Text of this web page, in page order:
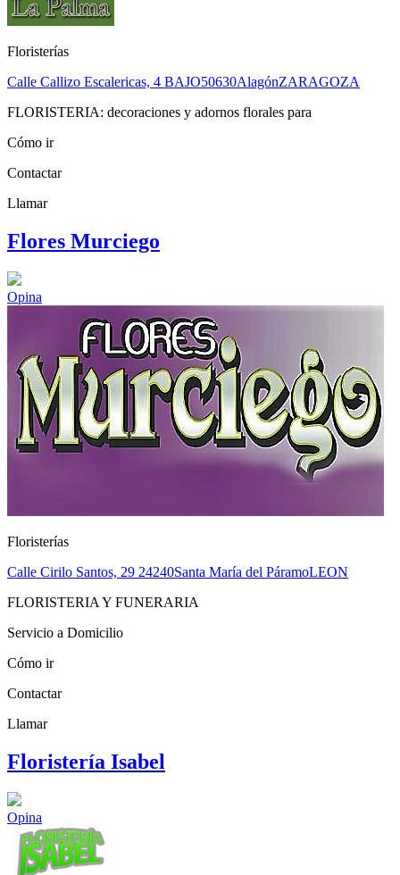
Floristerías
Calle Callizo Escalericas, 4 BAJO50630AlagónZARAGOZA
FLORISTERIA: decoraciones y adornos florales para
Cómo ir
Contactar
Llamar
Flores Murciego
Opina
Floristerías
Calle Cirilo Santos, 29 24240Santa María del PáramoLEON
FLORISTERIA Y FUNERARIA
Servicio a Domicilio
Cómo ir
Contactar
Llamar
Floristería Isabel
Opina